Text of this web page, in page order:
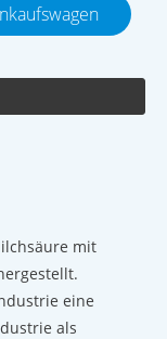
mit
eine
als